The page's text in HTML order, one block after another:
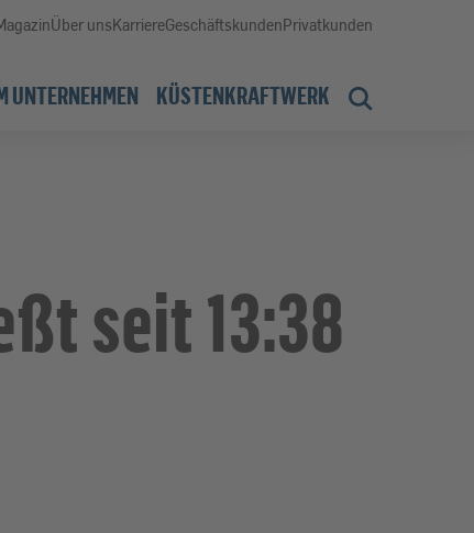
Über unsKarriereGeschäftskundenPrivatkunden
UNTERNEHMEN KÜSTENKRAFTWERK
seit 13:38